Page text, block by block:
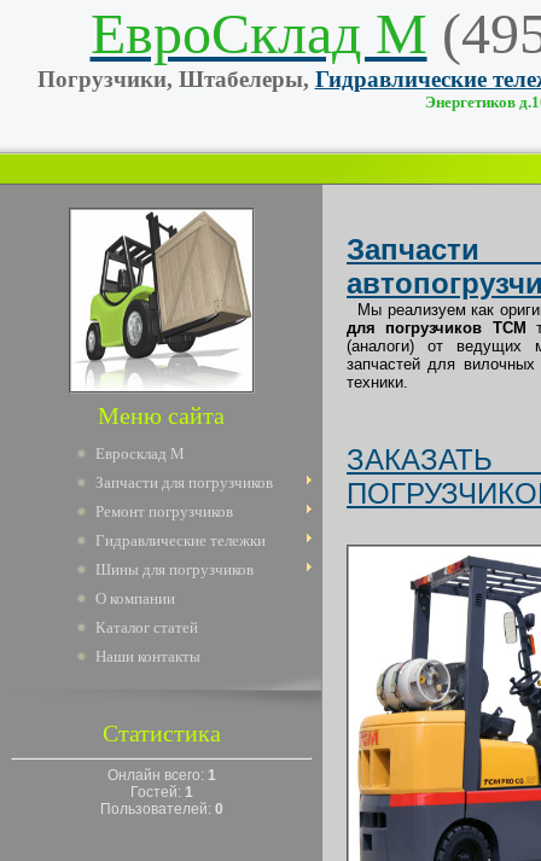
ЕвроСклад М
Погрузчики, Штабелеры, Гидравлические
Энергетиков
Меню сайта
Евросклад М
Запчасти для погрузчиков
Ремонт погрузчиков
Гидравлические тележки
Шины для погрузчиков
О компании
Каталог статей
Наши контакты
Статистика
Онлайн всего: 1
Гостей: 1
Пользователей: 0
Мы реализуем как
для погрузчиков TCM
(аналоги) от ведущих
запчастей для вилочных
техники.